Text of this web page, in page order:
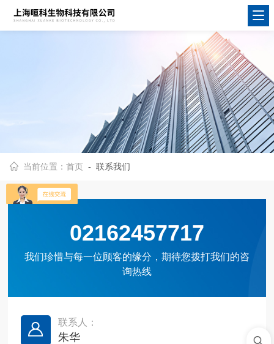
当前位置：首页 - 联系我们
02162457717
我们珍惜与每一位顾客的缘分，期待您拨打我们的咨
询热线
联系人：
朱华